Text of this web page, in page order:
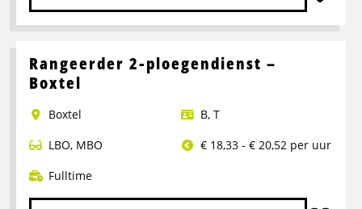
Lees
over
Portaalwagen
Rangeerder 2-ploegendienst –
Boxtel
Boxtel B, T
LBO, MBO
€ 18,33 - € 20,52 per uur
Fulltime